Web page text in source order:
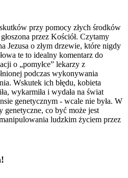
przy pomocy złych środków
przez Kościół. Czytamy
Jezusa o złym drzewie, które nigdy
te to idealny komentarz do
o „pomyłce” lekarzy z
podczas wykonywania
Wskutek ich błędu, kobieta
wykarmiła i wydała na świat
genetycznym - wcale nie była. W
genetyczne, co być może jest
ludzkim życiem przez